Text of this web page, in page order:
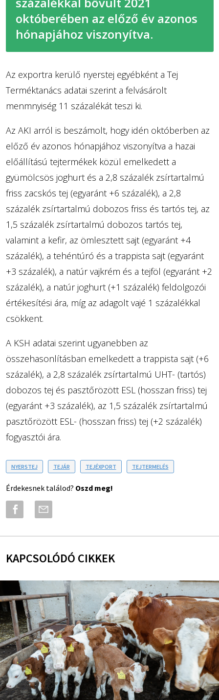
októberében az előző év azonos
hónapjához viszonyítva.
Az exportra kerülő nyerstej egyébként a Tej
Terméktanács adatai szerint a felvásárolt
menmnyiség 11 százalékát teszi ki.
Az AKI arról is beszámolt, hogy idén októberben az
előző év azonos hónapjához viszonyítva a hazai
előállítású tejtermékek közül emelkedett a
gyümölcsös joghurt és a 2,8 százalék zsírtartalmú
friss zacskós tej (egyaránt +6 százalék), a 2,8
százalék zsírtartalmú dobozos friss és tartós tej, az
1,5 százalék zsírtartalmú dobozos tartós tej,
valamint a kefir, az ömlesztett sajt (egyaránt +4
százalék), a tehéntúró és a trappista sajt (egyaránt
+3 százalék), a natúr vajkrém és a tejföl (egyaránt +2
százalék), a natúr joghurt (+1 százalék) feldolgozói
értékesítési ára, míg az adagolt vajé 1 százalékkal
csökkent.
A KSH adatai szerint ugyanebben az
összehasonlításban emelkedett a trappista sajt (+6
százalék), a 2,8 százalék zsírtartalmú UHT- (tartós)
dobozos tej és pasztőrözött ESL (hosszan friss) tej
(egyaránt +3 százalék), az 1,5 százalék zsírtartalmú
pasztőrözött ESL- (hosszan friss) tej (+2 százalék)
fogyasztói ára.
NYERSTEJ TEJÁR TEJÉXPORT TEJTERMELÉS
Érdekesnek találod? Oszd meg!
KAPCSOLÓDÓ CIKKEK